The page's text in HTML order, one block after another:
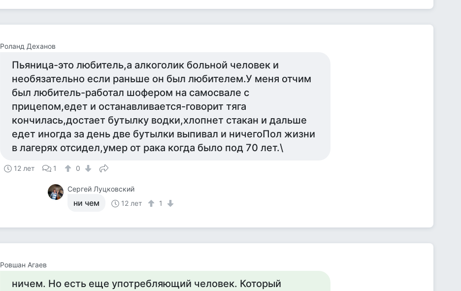
Роланд Деханов
Пьяница-это любитель,а алкоголик больной человек и
необязательно если раньше он был любителем.У меня отчим
был любитель-работал шофером на самосвале с
прицепом,едет и останавливается-говорит тяга
кончилась,достает бутылку водки,хлопнет стакан и дальше
едет иногда за день две бутылки выпивал и ничегоПол жизни
в лагерях отсидел,умер от рака когда было под 70 лет.\
12 лет 1 0
Сергей Луцковский
ни чем 12 лет 1
Ровшан Агаев
ничем. Но есть еще употребляющий человек. Который